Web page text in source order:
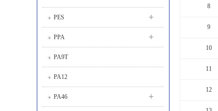
PES +
PPA +
PA9T
PA12
PA46 +
8
9
10
11
12